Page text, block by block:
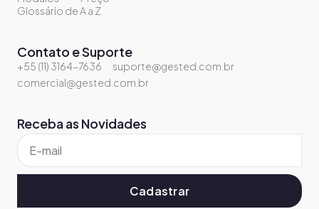
Receba as Novidades
Cadastrar
Glossário de A a Z
Contato e Suporte
+55 (11) 3164-7636
suporte@gested.com.br
comercial@gested.com.br